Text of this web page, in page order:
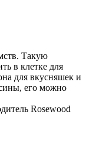
Такую
в клетке для
для вкусняшек и
его можно
Rosewood